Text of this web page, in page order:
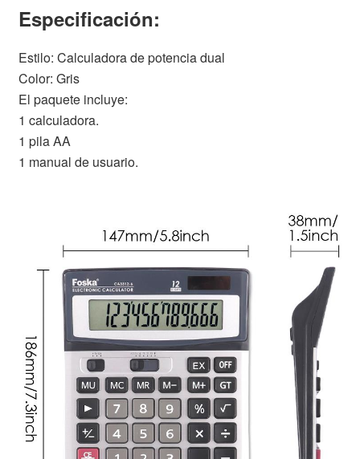
Especificación:
Estilo: Calculadora de potencia dual
Color: Gris
El paquete incluye:
1 calculadora.
1 pila AA
1 manual de usuario.